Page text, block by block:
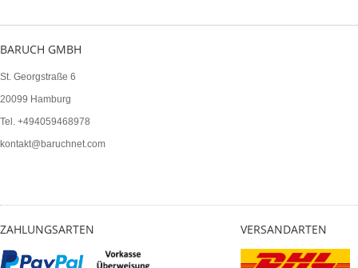
BARUCH GMBH
St. Georgstraße 6
20099 Hamburg
Tel. +494059468978
kontakt@baruchnet.com
ZAHLUNGSARTEN VERSANDARTEN